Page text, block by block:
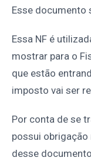
Esse documento
Essa NF é
mostrar para o
que estão
imposto vai ser
Por conta de se
possui
desse